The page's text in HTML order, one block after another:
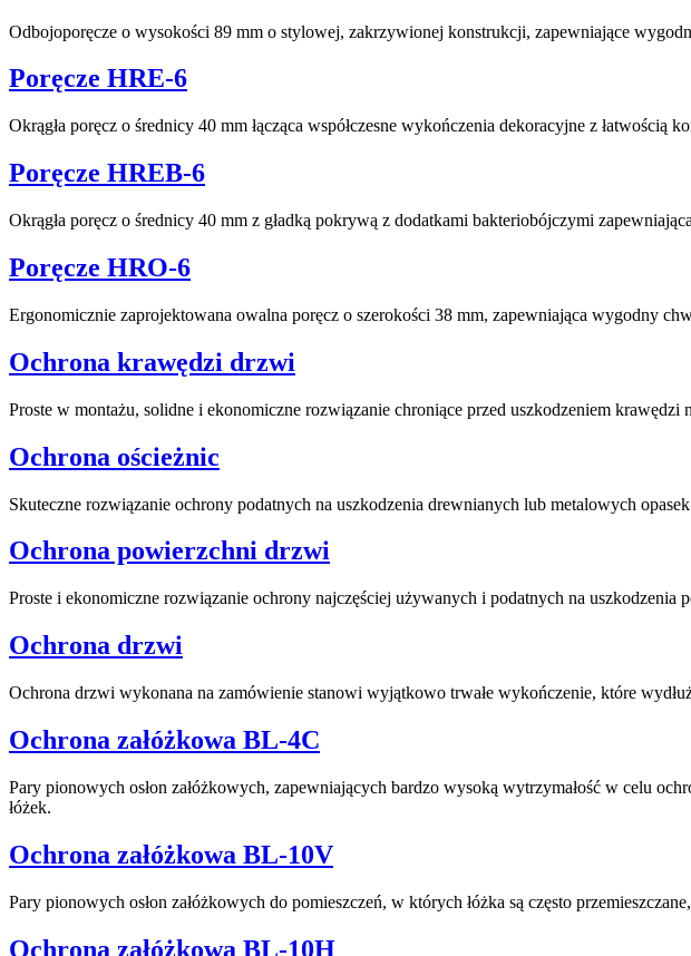
Odbojoporęcze o wysokości 89 mm o stylowej, zakrzywionej konstrukcji, zapewniające
Poręcze HRE-6
Okrągła poręcz o średnicy 40 mm łącząca współczesne wykończenia dekoracyjne z łatwością
Poręcze HREB-6
Okrągła poręcz o średnicy 40 mm z gładką pokrywą z dodatkami bakteriobójczymi
Poręcze HRO-6
Ergonomicznie zaprojektowana owalna poręcz o szerokości 38 mm, zapewniająca wygodny
Ochrona krawędzi drzwi
Proste w montażu, solidne i ekonomiczne rozwiązanie chroniące przed uszkodzeniem
Ochrona ościeżnic
Skuteczne rozwiązanie ochrony podatnych na uszkodzenia drewnianych lub metalowych
Ochrona powierzchni drzwi
Proste i ekonomiczne rozwiązanie ochrony najczęściej używanych i podatnych na
Ochrona drzwi
Ochrona drzwi wykonana na zamówienie stanowi wyjątkowo trwałe wykończenie, które
Ochrona załóżkowa BL-4C
Pary pionowych osłon załóżkowych, zapewniających bardzo wysoką wytrzymałość w celu
łóżek.
Ochrona załóżkowa BL-10V
Pary pionowych osłon załóżkowych do pomieszczeń, w których łóżka są często
Ochrona załóżkowa BL-10H